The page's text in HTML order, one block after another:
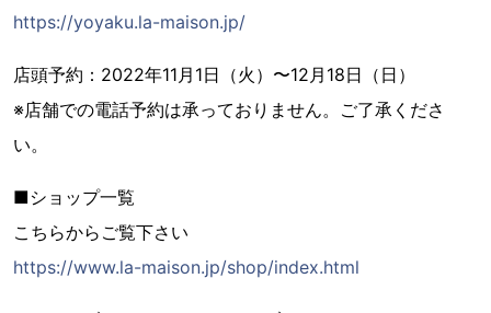
https://yoyaku.la-maison.jp/
店頭予約：2022年11月1日（火）〜12月18日（日）
※店舗での電話予約は承っておりません。ご了承くださ
い。
■ショップ一覧
こちらからご覧下さい
https://www.la-maison.jp/shop/index.html